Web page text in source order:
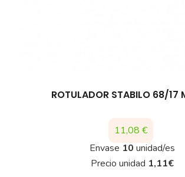
ROTULADOR STABILO 68/17
Precio
11,08 €
Envase 10 unidad/es
Precio unidad 1,11€